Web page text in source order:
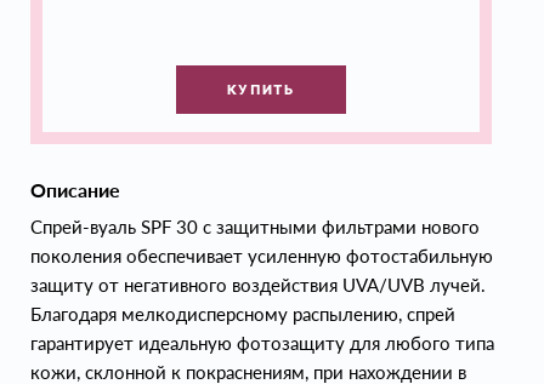
КУПИТЬ
Описание
Спрей-вуаль SPF 30 с защитными фильтрами нового
поколения обеспечивает усиленную фотостабильную
защиту от негативного воздействия UVA/UVB лучей.
Благодаря мелкодисперсному распылению, спрей
гарантирует идеальную фотозащиту для любого типа
кожи, склонной к покраснениям, при нахождении в